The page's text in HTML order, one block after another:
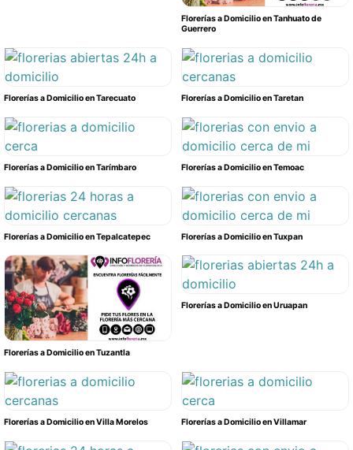
Florerías a Domicilio en Tanhuato de
Guerrero
Florerías a Domicilio en Tarecuato Florerías a Domicilio en Taretan
Florerías a Domicilio en Tarímbaro Florerías a Domicilio en Temoac
Florerías a Domicilio en Tepalcatepec Florerías a Domicilio en Tuxpan
Florerías a Domicilio en Tuzantla
Florerías a Domicilio en Uruapan
Florerías a Domicilio en Villa Morelos Florerías a Domicilio en Villamar